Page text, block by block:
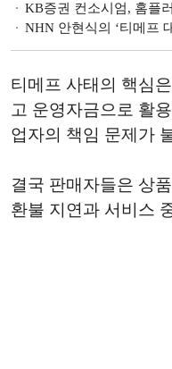
KB증권 컨소시엄, 홈플
NHN 안현식의 ‘티메프
티메프 사태의 핵심
고 운영자금으로 활
업자의 책임 문제가
결국 판매자들은 상
환불 지연과 서비스